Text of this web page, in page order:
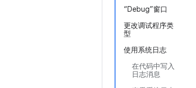
“Debug”窗口
更改调试程序类
型
使用系统日志
在代码中写入
日志消息